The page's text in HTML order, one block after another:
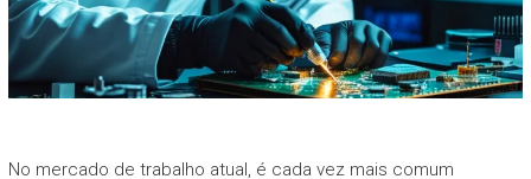
No mercado de trabalho atual, é cada vez mais comum